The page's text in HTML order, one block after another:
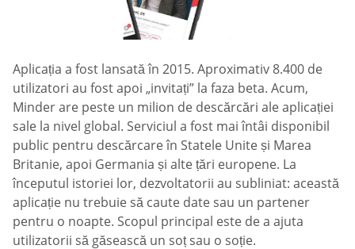
Aplicația a fost lansată în 2015. Aproximativ 8.400 de
utilizatori au fost apoi „invitați” la faza beta. Acum,
Minder are peste un milion de descărcări ale aplicației
sale la nivel global. Serviciul a fost mai întâi disponibil
public pentru descărcare în Statele Unite și Marea
Britanie, apoi Germania și alte țări europene. La
începutul istoriei lor, dezvoltatorii au subliniat: această
aplicație nu trebuie să caute date sau un partener
pentru o noapte. Scopul principal este de a ajuta
utilizatorii să găsească un soț sau o soție.